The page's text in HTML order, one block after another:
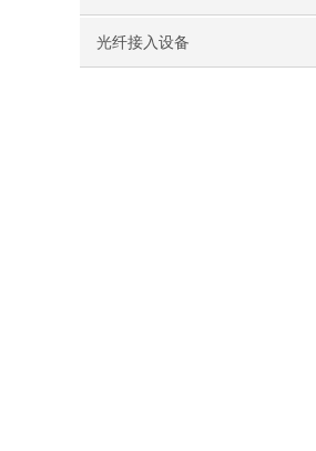
光纤接入设备